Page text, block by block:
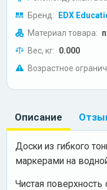
Бренд: EDX
Материал товара:
Вес, кг: 0.000
Возрастное
Описание
Доски из гибкого
маркерами на
Чистая